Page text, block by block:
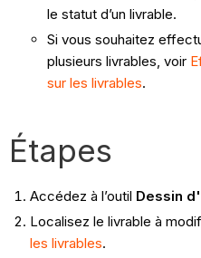
le statut d’un livrable.
Si vous souhaitez
plusieurs livrables, voir
sur les livrables.
Étapes
Accédez à l’outil Dessin
Localisez le livrable à
les livrables.